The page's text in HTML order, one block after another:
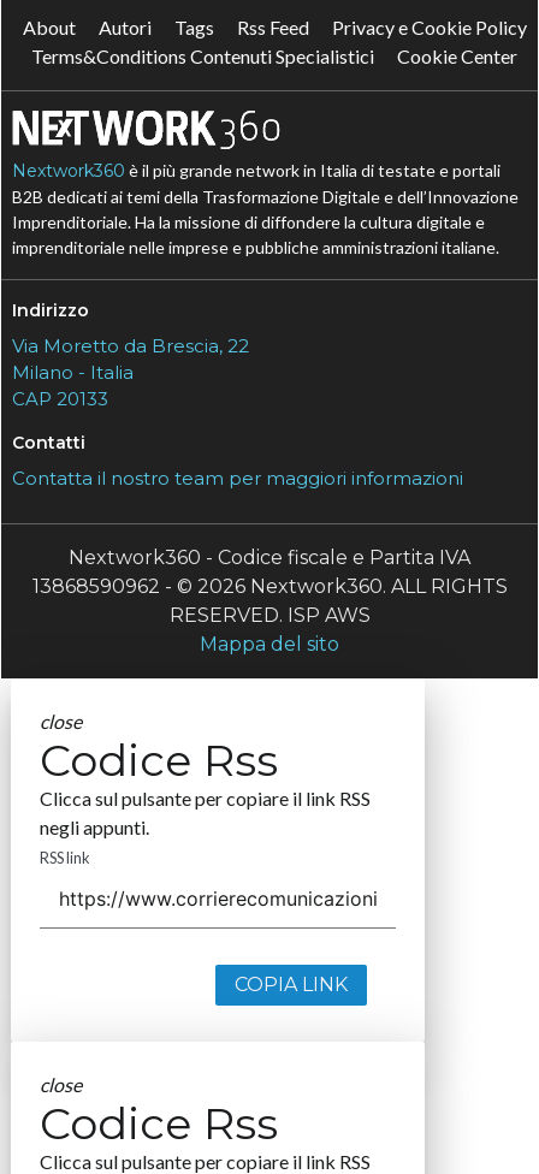
About Autori Tags Rss Feed
Privacy e Cookie Policy
Terms&Conditions Contenuti Specialistici
Cookie Center
Nextwork360 è il più grande network in Italia di testate e portali
B2B dedicati ai temi della Trasformazione Digitale e dell’Innovazione
Imprenditoriale. Ha la missione di diffondere la cultura digitale e
imprenditoriale nelle imprese e pubbliche amministrazioni italiane.
Indirizzo
Via Moretto da Brescia, 22
Milano - Italia
CAP 20133
Contatti
Contatta il nostro team per maggiori informazioni
Nextwork360 - Codice fiscale e Partita IVA
13868590962 - © 2026 Nextwork360. ALL RIGHTS
RESERVED. ISP AWS
Mappa del sito
close
Codice Rss
Clicca sul pulsante per copiare il link RSS
negli appunti.
RSS link
COPIA LINK
close
Codice Rss
Clicca sul pulsante per copiare il link RSS